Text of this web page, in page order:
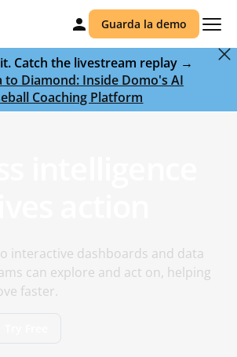
Guarda la demo
Catch the livestream replay →
to Diamond: Inside Domo's AI
Coaching Platform
interactive dashboards and data
can explore and act on, helping
faster.